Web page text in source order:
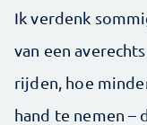
Ik verdenk
van een
rijden, hoe
hand te nemen –